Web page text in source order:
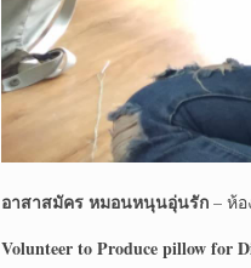
อาสาสมัครหมอนหนุนอุ่นรัก – ห้
Volunteer to Produce pillow for